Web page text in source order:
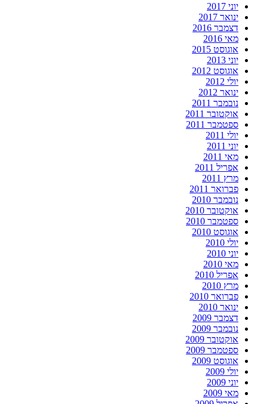
יוני 2017
ינואר 2017
דצמבר 2016
מאי 2016
אוגוסט 2015
יוני 2013
אוגוסט 2012
יולי 2012
ינואר 2012
נובמבר 2011
אוקטובר 2011
ספטמבר 2011
יולי 2011
יוני 2011
מאי 2011
אפריל 2011
מרץ 2011
פברואר 2011
נובמבר 2010
אוקטובר 2010
ספטמבר 2010
אוגוסט 2010
יולי 2010
יוני 2010
מאי 2010
אפריל 2010
מרץ 2010
פברואר 2010
ינואר 2010
דצמבר 2009
נובמבר 2009
אוקטובר 2009
ספטמבר 2009
אוגוסט 2009
יולי 2009
יוני 2009
מאי 2009